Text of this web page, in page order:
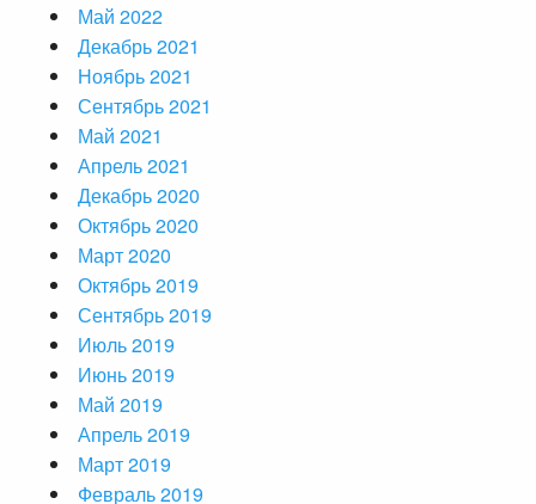
Май 2022
Декабрь 2021
Ноябрь 2021
Сентябрь 2021
Май 2021
Апрель 2021
Декабрь 2020
Октябрь 2020
Март 2020
Октябрь 2019
Сентябрь 2019
Июль 2019
Июнь 2019
Май 2019
Апрель 2019
Март 2019
Февраль 2019